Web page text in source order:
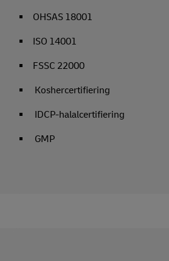
OHSAS 18001
ISO 14001
FSSC 22000
Koshercertifiering
IDCP-halalcertifiering
GMP